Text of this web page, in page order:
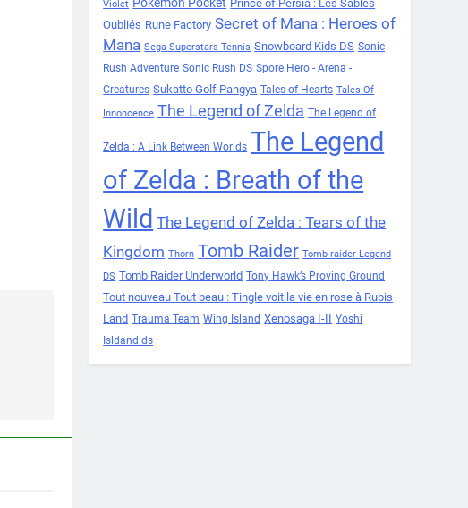
Violet
Prince of Persia : Les Sables
Oubliés Rune Factory Secret of Mana : Heroes of
Mana Sega Superstars Tennis Snowboard Kids DS Sonic
Rush Adventure Sonic Rush DS Spore Hero - Arena -
Creatures Sukatto Golf Pangya Tales of Hearts Tales Of
Innoncence The Legend of Zelda The Legend of
Zelda : A Link Between Worlds The Legend
of Zelda : Breath of the
Wild The Legend of Zelda : Tears of the
Kingdom Thorn Tomb Raider Tomb raider Legend
DS Tomb Raider Underworld Tony Hawk’s Proving Ground
Tout nouveau Tout beau : Tingle voit la vie en rose à Rubis
Land Trauma Team Wing Island Xenosaga I-II Yoshi
Isldand ds